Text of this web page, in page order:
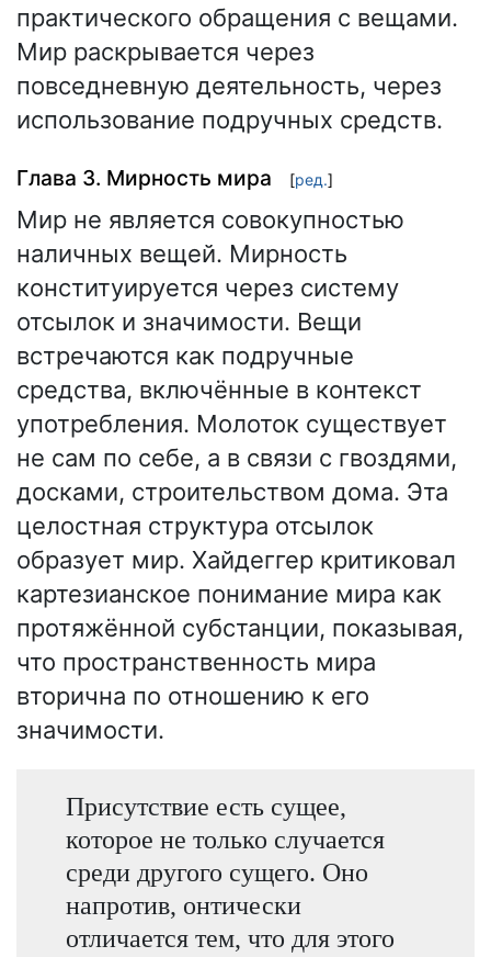
практического обращения с вещами.
Мир раскрывается через
повседневную деятельность, через
использование подручных средств.
Глава 3. Мирность мира [ред.]
Мир не является совокупностью
наличных вещей. Мирность
конституируется через систему
отсылок и значимости. Вещи
встречаются как подручные
средства, включённые в контекст
употребления. Молоток существует
не сам по себе, а в связи с гвоздями,
досками, строительством дома. Эта
целостная структура отсылок
образует мир. Хайдеггер критиковал
картезианское понимание мира как
протяжённой субстанции, показывая,
что пространственность мира
вторична по отношению к его
значимости.
Присутствие есть сущее,
которое не только случается
среди другого сущего. Оно
напротив, онтически
отличается тем, что для этого